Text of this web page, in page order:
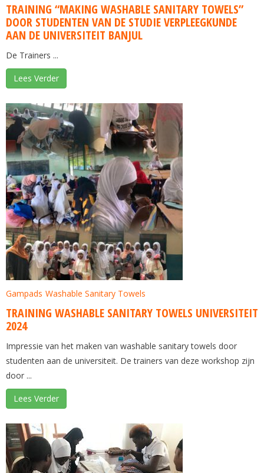
TRAINING “MAKING WASHABLE SANITARY TOWELS”
DOOR STUDENTEN VAN DE STUDIE VERPLEEGKUNDE
AAN DE UNIVERSITEIT BANJUL
De Trainers ...
Lees Verder
Gampads Washable Sanitary Towels
TRAINING WASHABLE SANITARY TOWELS UNIVERSITEIT
2024
Impressie van het maken van washable sanitary towels door
studenten aan de universiteit. De trainers van deze workshop zijn
door ...
Lees Verder